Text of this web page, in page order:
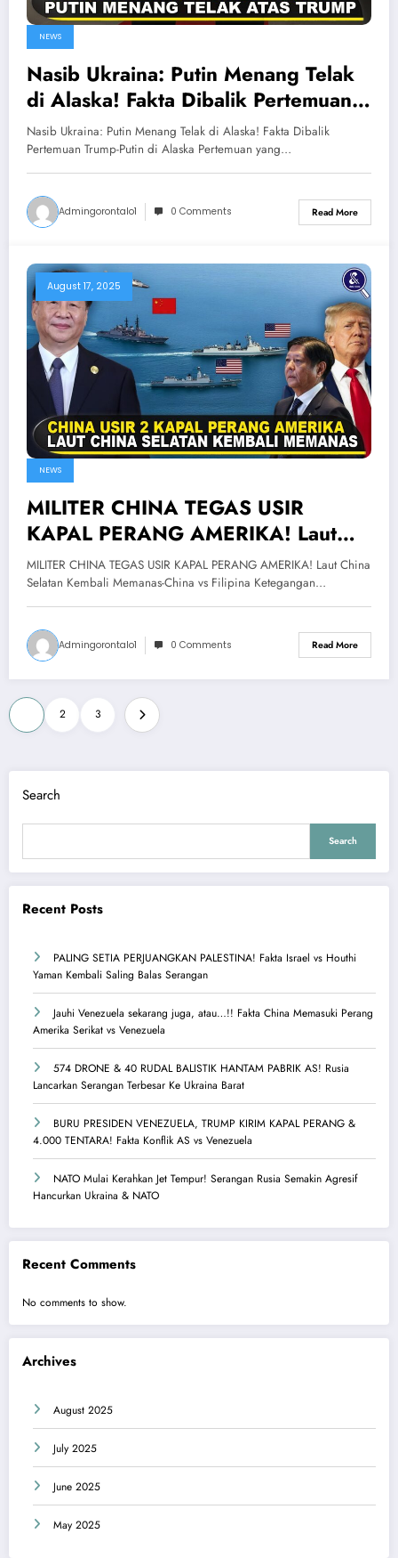
NEWS
Nasib Ukraina: Putin Menang Telak
di Alaska! Fakta Dibalik Pertemuan
Trump-Putin di Alaska
Nasib Ukraina: Putin Menang Telak di Alaska! Fakta Dibalik
Pertemuan Trump-Putin di Alaska Pertemuan yang…
Admingorontalo1 0 Comments Read More
August 17, 2025
NEWS
MILITER CHINA TEGAS USIR
KAPAL PERANG AMERIKA! Laut
China Selatan Kembali Memanas-
China vs Filipina
MILITER CHINA TEGAS USIR KAPAL PERANG AMERIKA! Laut China
Selatan Kembali Memanas-China vs Filipina Ketegangan…
Admingorontalo1 0 Comments Read More
Posts
pagination
2 3
Search
Search
Recent Posts
PALING SETIA PERJUANGKAN PALESTINA! Fakta Israel vs Houthi
Yaman Kembali Saling Balas Serangan
Jauhi Venezuela sekarang juga, atau…!! Fakta China Memasuki Perang
Amerika Serikat vs Venezuela
574 DRONE & 40 RUDAL BALISTIK HANTAM PABRIK AS! Rusia
Lancarkan Serangan Terbesar Ke Ukraina Barat
BURU PRESIDEN VENEZUELA, TRUMP KIRIM KAPAL PERANG &
4.000 TENTARA! Fakta Konflik AS vs Venezuela
NATO Mulai Kerahkan Jet Tempur! Serangan Rusia Semakin Agresif
Hancurkan Ukraina & NATO
Recent Comments
No comments to show.
Archives
August 2025
July 2025
June 2025
May 2025